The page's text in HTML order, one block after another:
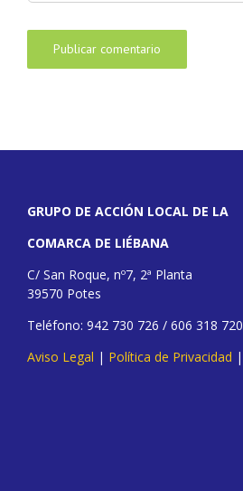
GRUPO DE ACCIÓN LOCAL DE LA
COMARCA DE LIÉBANA
C/ San Roque, nº7, 2ª Planta
39570 Potes
Teléfono: 942 730 726 / 606 318 720
Aviso Legal | Política de Privacidad |